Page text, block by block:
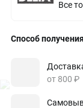
Все
Способ получения
от 800 ₽